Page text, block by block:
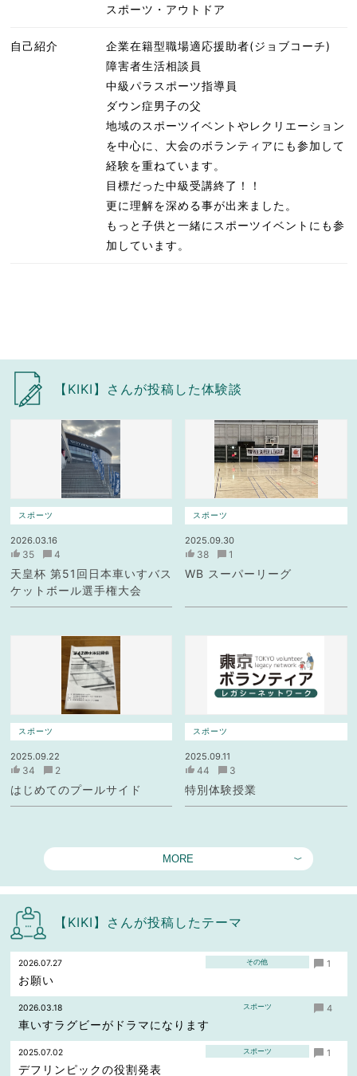
スポーツ・アウトドア
自己紹介
企業在籍型職場適応援助者(ジョブコーチ)
障害者生活相談員
中級パラスポーツ指導員
ダウン症男子の父
地域のスポーツイベントやレクリエーション
を中心に、大会のボランティアにも参加して
経験を重ねています。
目標だった中級受講終了！！
更に理解を深める事が出来ました。
もっと子供と一緒にスポーツイベントにも参
加しています。
【KIKI】さんが投稿した体験談
スポーツ
2026.03.16
35 4
天皇杯 第51回日本車いすバス
ケットボール選手権大会
スポーツ
2025.09.30
38 1
WB スーパーリーグ
スポーツ
2025.09.22
34 2
はじめてのプールサイド
スポーツ
2025.09.11
44 3
特別体験授業
MORE
【KIKI】さんが投稿したテーマ
2026.07.27
お願い
その他 1
2026.03.18
車いすラグビーがドラマになります
スポーツ 4
2025.07.02
デフリンピックの役割発表
スポーツ 1